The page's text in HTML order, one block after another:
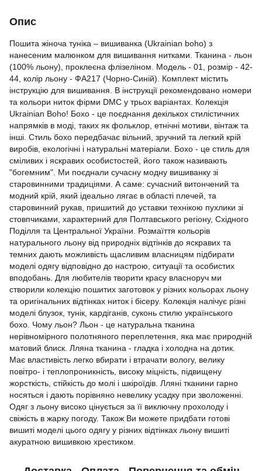
Опис
Пошита жіноча туніка – вишиванка (Ukrainian boho) з
нанесеним малюнком для вишивання нитками. Тканина - льон
(100% льону), проклеєна флізеліном. Модель - 01, розмір - 42-
44, колір льону - ФА217 (Чорно-Синій). Комплект містить
інструкцію для вишивання. В інструкції рекомендовано номери
та кольори ниток фірми DMC у трьох варіантах. Колекція
Ukrainian Boho! Бохо - це поєднання декількох стилістичних
напрямків в моді, таких як фольклор, етнічні мотиви, вінтаж та
інші. Стиль бохо передбачає вільний, зручний та легкий крій
виробів, екологічні і натуральні матеріали. Бохо - це стиль для
сміливих і яскравих особистостей, його також називають
"богемним". Ми поєднали сучасну модну вишиванку зі
старовинними традиціями. А саме: сучасний витончений та
модний крій, який ідеально лягає в області плечей, та
старовинний рукав, пришитий до уставки технікою пухлики зі
стовпчиками, характерний для Полтавського регіону, Східного
Поділля та Центральної України. Розмаїття кольорів
натурального льону від природніх відтінків до яскравих та
темних дають можливість щасливим власницям підбирати
моделі одягу відповідно до настрою, ситуації та особистих
вподобань. Для любителів творити красу власноруч ми
створили колекцію пошитих заготовок у різних кольорах льону
та оригінальних відтінках ниток і бісеру. Колекція налічує різні
моделі блузок, тунік, кардіганів, суконь стилю українського
бохо. Чому льон? Льон - це натуральна тканина
нерівномірного полотняного переплетення, яка має природній
матовий блиск. Лляна тканина - гладка і холодна на дотик.
Має властивість легко вбирати і втрачати вологу, велику
повітро- і теплопроникність, високу міцність, підвищену
жорсткість, стійкість до молі і шкіроїдів. Лляні тканини гарно
носяться і дають порівняно невелику усадку при зволоженні.
Одяг з льону високо цінується за її виключну прохолоду і
свіжість в жарку погоду. Також Ви можете придбати готові
вишиті моделі цього одягу у різних відтінках льону вишиті
акуратною вишивкою хрестиком.